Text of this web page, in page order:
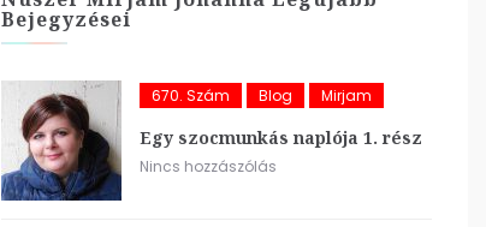
Bejegyzései
670. Szám Blog Mirjam
Egy szocmunkás naplója 1. rész
Nincs hozzászólás